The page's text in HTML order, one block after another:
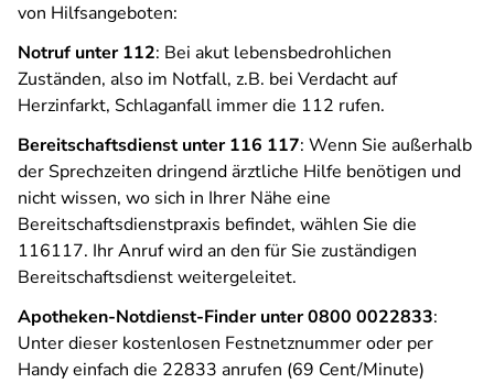
von Hilfsangeboten:
Notruf unter 112: Bei akut lebensbedrohlichen
Zuständen, also im Notfall, z.B. bei Verdacht auf
Herzinfarkt, Schlaganfall immer die 112 rufen.
Bereitschaftsdienst unter 116 117: Wenn Sie außerhalb
der Sprechzeiten dringend ärztliche Hilfe benötigen und
nicht wissen, wo sich in Ihrer Nähe eine
Bereitschaftsdienstpraxis befindet, wählen Sie die
116117. Ihr Anruf wird an den für Sie zuständigen
Bereitschaftsdienst weitergeleitet.
Apotheken-Notdienst-Finder unter 0800 0022833:
Unter dieser kostenlosen Festnetznummer oder per
Handy einfach die 22833 anrufen (69 Cent/Minute)